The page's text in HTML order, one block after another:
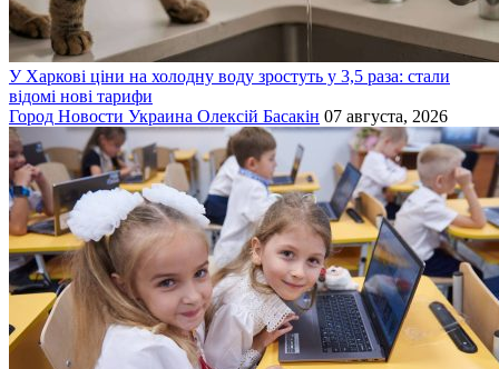
У Харкові ціни на холодну воду зростуть у 3,5 раза: стали
відомі нові тарифи
Город Новости Украина Олексій Басакін 07 августа, 2026